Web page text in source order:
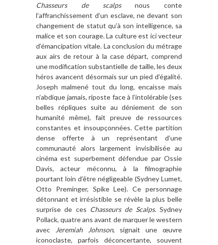
Chasseurs de scalpsnous conte
l’affranchissement d’un esclave, ne devant son
changement de statut qu’à son intelligence, sa
malice et son courage. La culture est ici vecteur
d’émancipation vitale. La conclusion du métrage
aux airs de retour à la case départ, comprend
une modification substantielle de taille, les deux
héros avancent désormais sur un pied d’égalité.
Joseph malmené tout du long, encaisse mais
n’abdique jamais, riposte face à l’intolérable (ses
belles répliques suite au déniement de son
humanité même), fait preuve de ressources
constantes et insoupçonnées. Cette partition
dense offerte à un représentant d’une
communauté alors largement invisibilisée au
cinéma est superbement défendue par Ossie
Davis, acteur méconnu, à la filmographie
pourtant loin d’être négligeable (Sydney Lumet,
Otto Preminger, Spike Lee). Ce personnage
détonnant et irrésistible se révèle la plus belle
surprise de ces Chasseurs de Scalps. Sydney
Pollack, quatre ans avant de marquer le western
avec
Jeremiah Johnson, signait une œuvre
iconoclaste, parfois déconcertante, souvent